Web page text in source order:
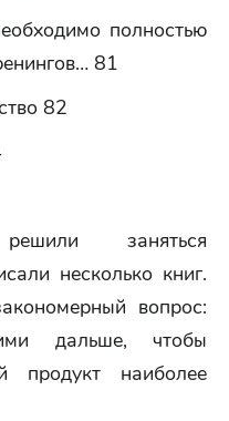
полностью
81
82
заняться
несколько книг.
вопрос:
дальше, чтобы
продукт наиболее